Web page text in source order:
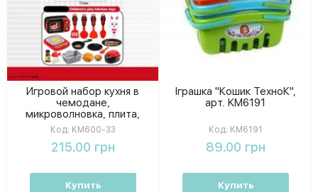
Игровой набор кухня в
чемодане,
микроволновка, плита,
посуда, аксессуары, 17-
22-5 см
Код: KM600-33
215.00 грн
Купить
Іграшка "Кошик ТехноК",
арт. KM6191
Код: KM6191
89.00 грн
Купить